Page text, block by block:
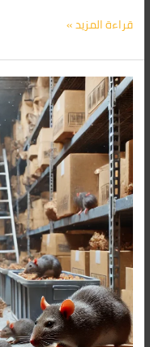
قراءة المزيد »
شركة
مكافحة
الفئران
فى
مدينة
بدر
01091560420/
الأقرب
اليك